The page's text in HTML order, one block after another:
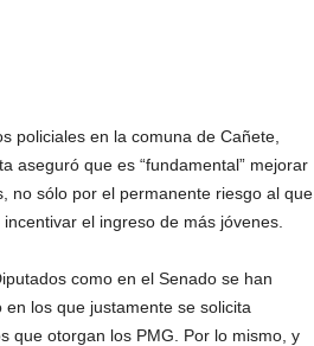
policiales en la comuna de Cañete,
aseguró que es “fundamental” mejorar
no sólo por el permanente riesgo al que
el ingreso de más jóvenes.
como en el Senado se han
los que justamente se solicita
que otorgan los PMG. Por lo mismo, y